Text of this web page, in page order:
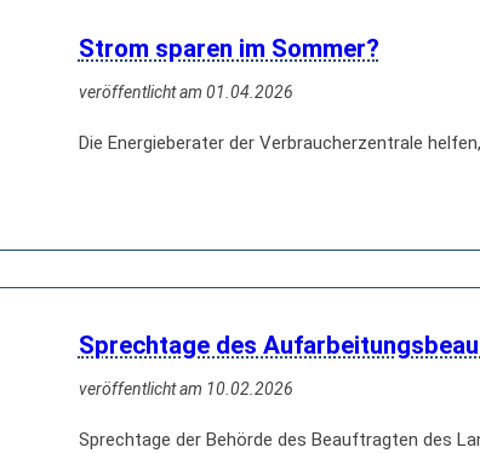
Strom sparen im Sommer?
veröffentlicht am 01.04.2026
Die Energieberater der Verbraucherzentrale
Sprechtage des
veröffentlicht am 10.02.2026
Sprechtage der Behörde des Beauftragten des